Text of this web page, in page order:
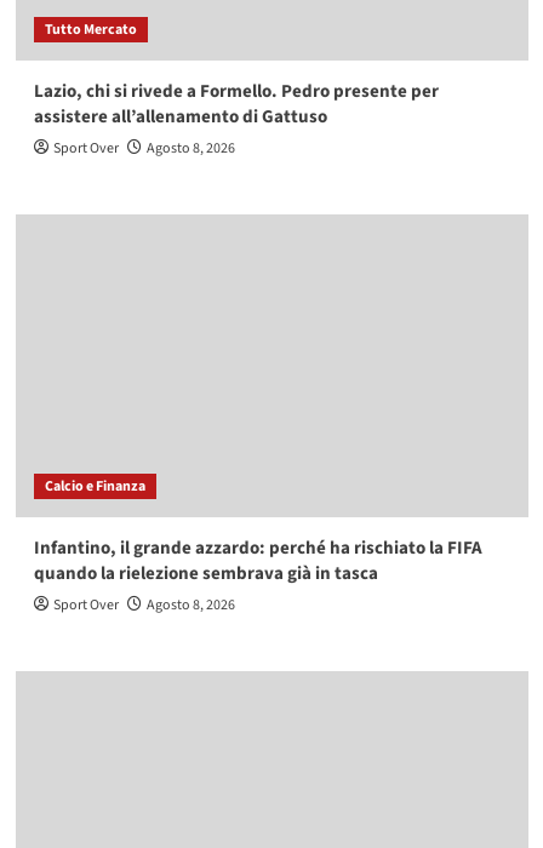
Tutto Mercato
Lazio, chi si rivede a Formello. Pedro presente per
assistere all’allenamento di Gattuso
Sport Over Agosto 8, 2026
Calcio e Finanza
Infantino, il grande azzardo: perché ha rischiato la FIFA
quando la rielezione sembrava già in tasca
Sport Over Agosto 8, 2026